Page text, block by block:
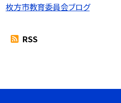
枚方市教育委員会ブログ
RSS